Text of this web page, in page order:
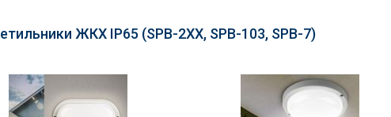
ЖКХ IP65 (SPB-2ХХ, SPB-103, SPB-7)